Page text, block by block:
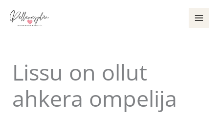
sisältöön
Lissu on ollut
ahkera ompelija